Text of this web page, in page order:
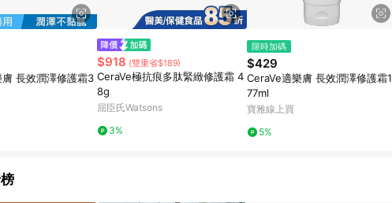
長效潤澤修護霜3
$918 (雙重省$189)
CeraVe極抗痕多肽緊緻修護霜 4
8g
屈臣氏Watsons
3%
限時加碼
$429
CeraVe適樂膚 長效潤澤修護霜1
77ml
寶雅線上買
5%